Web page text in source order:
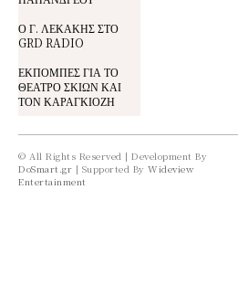
Ο Γ. ΛΕΚΑΚΗΣ ΣΤΟ
GRD RADIO
ΕΚΠΟΜΠΕΣ ΓΙΑ ΤΟ
ΘΕΑΤΡΟ ΣΚΙΩΝ ΚΑΙ
ΤΟΝ ΚΑΡΑΓΚΙΟΖΗ
© All Rights Reserved | Development By
DoSmart.gr | Supported By Wideview
Entertainment